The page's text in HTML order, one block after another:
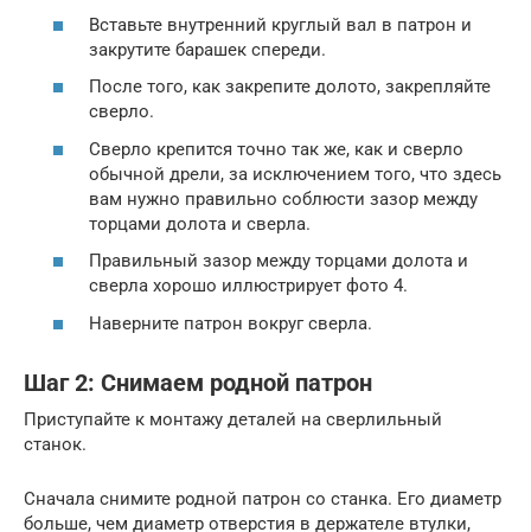
Вставьте внутренний круглый вал в патрон и
закрутите барашек спереди.
После того, как закрепите долото, закрепляйте
сверло.
Сверло крепится точно так же, как и сверло
обычной дрели, за исключением того, что здесь
вам нужно правильно соблюсти зазор между
торцами долота и сверла.
Правильный зазор между торцами долота и
сверла хорошо иллюстрирует фото 4.
Наверните патрон вокруг сверла.
Шаг 2: Снимаем родной патрон
Приступайте к монтажу деталей на сверлильный
станок.
Сначала снимите родной патрон со станка. Его диаметр
больше, чем диаметр отверстия в держателе втулки,